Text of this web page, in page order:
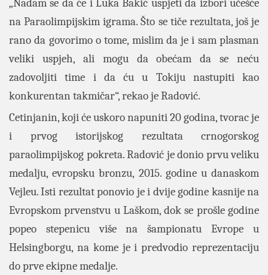
„Nadam se da će i Luka Bakić uspjeti da izbori učešće
na Paraolimpijskim igrama. Što se tiče rezultata, još je
rano da govorimo o tome, mislim da je i sam plasman
veliki uspjeh, ali mogu da obećam da se neću
zadovoljiti time i da ću u Tokiju nastupiti kao
konkurentan takmičar“, rekao je Radović.
Cetinjanin, koji će uskoro napuniti 20 godina, tvorac je
i prvog istorijskog rezultata crnogorskog
paraolimpijskog pokreta. Radović je donio prvu veliku
medalju, evropsku bronzu, 2015. godine u danaskom
Vejleu. Isti rezultat ponovio je i dvije godine kasnije na
Evropskom prvenstvu u Laškom, dok se prošle godine
popeo stepenicu više na šampionatu Evrope u
Helsingborgu, na kome je i predvodio reprezentaciju
do prve ekipne medalje.